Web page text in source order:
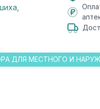
ДЛЯ МЕСТНОГО И